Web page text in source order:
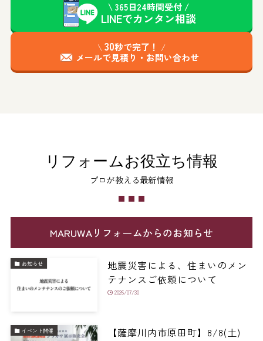
\ 365日24時間受付 /
LINEでカンタン相談
\ 30秒で完了！ /
メールで見積り・お問い合わせ
リフォームお役立ち情報
プロが教える最新情報
MARUWAリフォームからのお知らせ
お知らせ
地震災害による、住まいのメン
テナンスご依頼について
2026/07/30
イベント開催
【薩摩川内市原田町】8/8(土)